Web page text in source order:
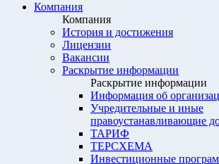
Компания
Компания
История и достижения
Лицензии
Вакансии
Раскрытие информации
Раскрытие информации
Информация об
Учредительные и иные
правоустанавливающие
ТАРИФ
ТЕРСХЕМА
Инвестиционные